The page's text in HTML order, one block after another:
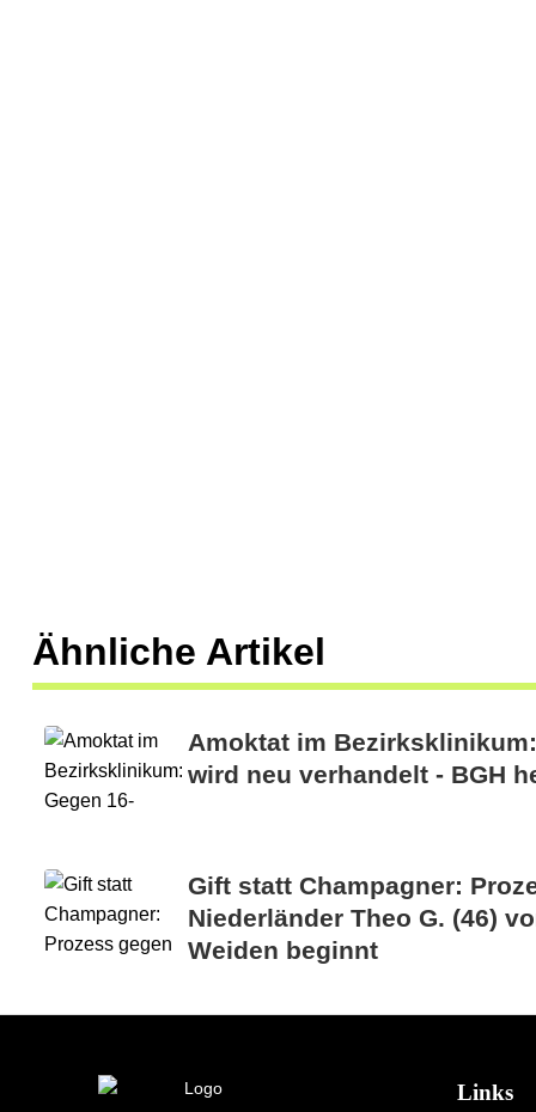
Ähnliche Artikel
Amoktat im
wird neu verhandelt - BGH
Gift statt Champagner:
Niederländer Theo G. (46)
Weiden beginnt
Links